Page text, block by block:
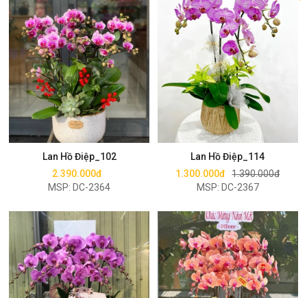
Lan Hồ Điệp_102
2.390.000đ
MSP: DC-2364
Mua ngay
Lan Hồ Điệp_114
1.300.000đ 1.390.000đ
MSP: DC-2367
Mua ngay